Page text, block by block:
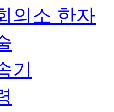
의소 한자
기